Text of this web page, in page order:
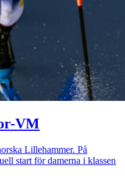
VM
Lillehammer. På
start för damerna i klassen